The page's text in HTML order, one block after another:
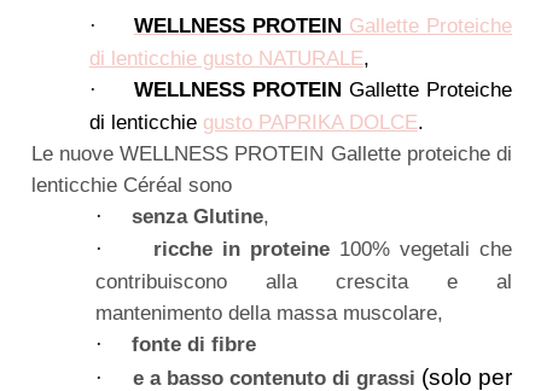
· WELLNESS PROTEINGallette Proteiche
di lenticchie gusto NATURALE,
· WELLNESS PROTEINGallette Proteiche
di lenticchie gusto PAPRIKA DOLCE.
Le nuove WELLNESS PROTEIN Gallette proteiche di
lenticchie Céréal sono
· senza Glutine,
· ricche in proteine 100% vegetaliche
contribuiscono alla crescita e al
mantenimento della massa muscolare,
· fonte di fibre
· e a basso contenuto di grassi (solo per